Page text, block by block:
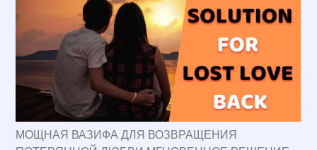
МОЩНАЯ ВАЗИФА ДЛЯ ВОЗВРАЩЕНИЯ